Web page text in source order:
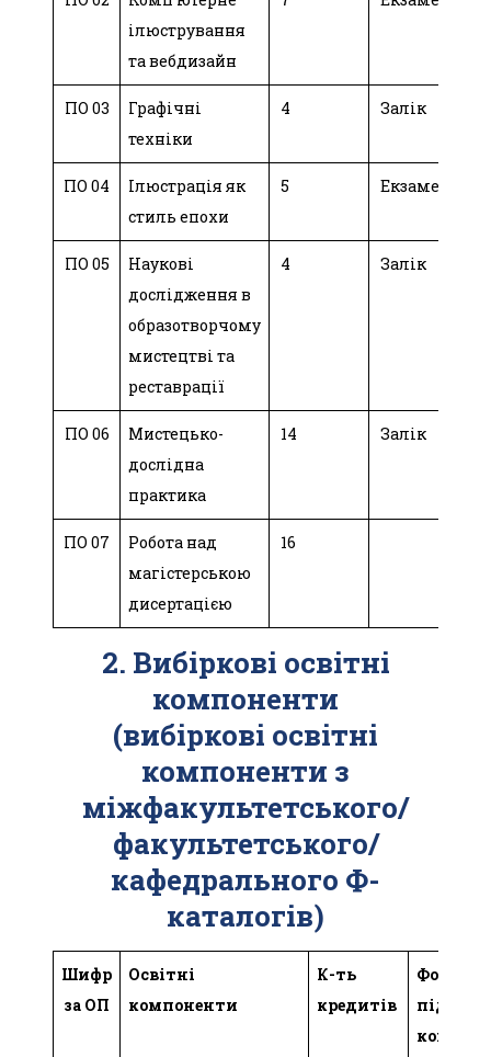
ілюстрування
та вебдизайн
ПО 03
Графічні
техніки
4 Залік
ПО 04
Ілюстрація як
стиль епохи
5 Екзамен
ПО 05
Наукові
дослідження в
образотворчому
мистецтві та
реставрації
4 Залік
ПО 06
Мистецько-
дослідна
практика
14 Залік
ПО 07
Робота над
магістерською
дисертацією
16
2. Вибіркові освітні
компоненти
(вибіркові освітні
компоненти з
міжфакультетського/
факультетського/
кафедрального Ф-
каталогів)
Шифр
за ОП
Освітні
компоненти
К-ть
кредитів
Форма
підсум.